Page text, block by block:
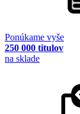
Ponúkame vyše
250 000 titulov
na sklade